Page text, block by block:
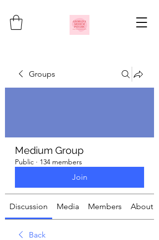
Groups
Medium Group
Public · 134 members
Join
Discussion Media Members About
Back